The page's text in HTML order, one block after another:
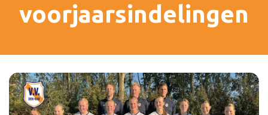
voorjaarsindelingen